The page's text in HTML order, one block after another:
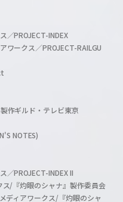
／PROJECT-INDEX
ワークス／PROJECT-RAILGU
作ギルド・テレビ東京
NOTES)
／PROJECT-INDEX II
/『灼眼のシャナ』製作委員会
ディアワークス/『灼眼のシャ